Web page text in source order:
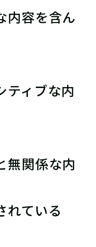
内容を含ん
ティブな内
無関係な内
れている